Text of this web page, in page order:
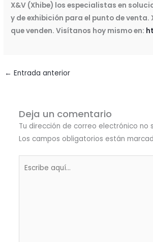
X&V (Xhibe) los especialistas en
y de exhibición para el punto de venta.
que venden. Visítanos hoy mismo en:
← Entrada anterior
Deja un comentario
Tu dirección de correo electrónico no
Los campos obligatorios están